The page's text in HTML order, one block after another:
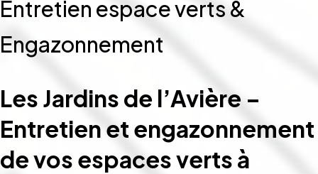
Entretien espace verts &
Engazonnement
Les Jardins de l’Avière –
Entretien et engazonnement
de vos espaces verts à